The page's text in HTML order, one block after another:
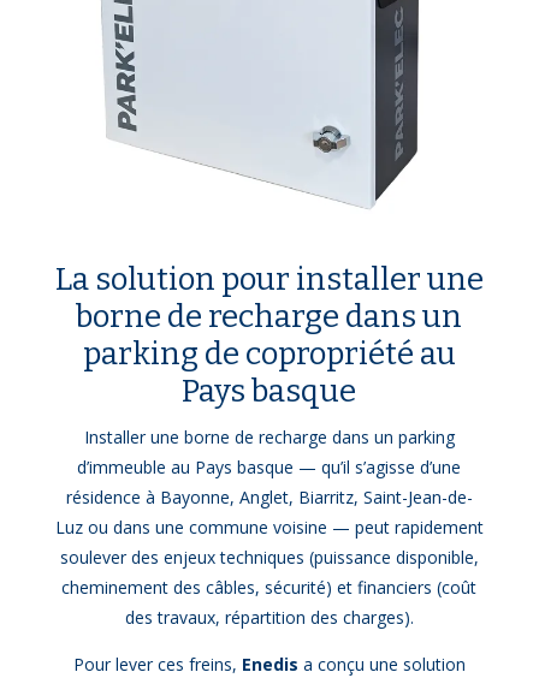
La solution pour installer une
borne de recharge dans un
parking de copropriété au
Pays basque
Installer une borne de recharge dans un parking
d’immeuble au Pays basque — qu’il s’agisse d’une
résidence à Bayonne, Anglet, Biarritz, Saint-Jean-de-
Luz ou dans une commune voisine — peut rapidement
soulever des enjeux techniques (puissance disponible,
cheminement des câbles, sécurité) et financiers (coût
des travaux, répartition des charges).
Pour lever ces freins, Enedis a conçu une solution